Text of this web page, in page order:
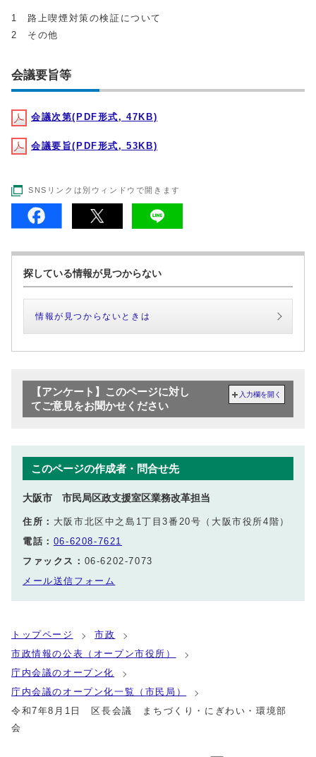
1 路上喫煙対策の検証について
2 その他
会議要旨等
会議次第(PDF形式, 47KB)
会議要旨(PDF形式, 53KB)
SNSリンクは別ウィンドウで開きます
探している情報が見つからない
情報が見つからないときは
【アンケート】このページに対し
てご意見をお聞かせください
入力欄を開く
このページの作成者・問合せ先
大阪市 市民局区政支援室区業務改革担当
住所： 大阪市北区中之島1丁目3番20号（大阪市役所4階）
電話： 06-6208-7621
ファックス： 06-6202-7073
メール送信フォーム
トップページ
市政
市政情報の公表（オープン市役所）
庁内会議のオープン化
庁内会議のオープン化一覧（市民局）
令和7年8月1日 区長会議 まちづくり・にぎわい・環境部
会